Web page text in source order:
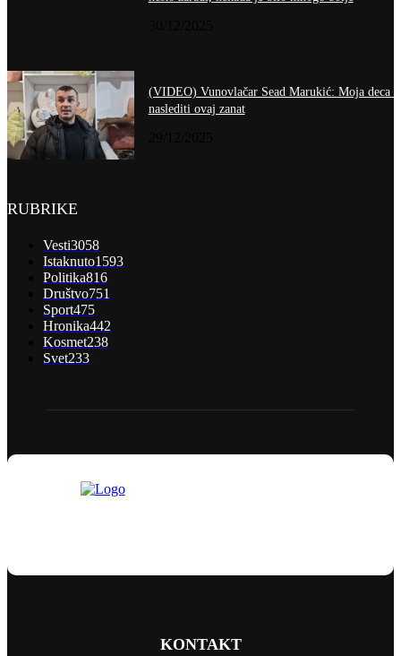
(VIDEO) Vunovlačar Sead Marukić: Moja deca
naslediti ovaj zanat
RUBRIKE
Vesti3058
Istaknuto1593
Politika816
Društvo751
Sport475
Hronika442
Kosmet238
Svet233
KONTAKT